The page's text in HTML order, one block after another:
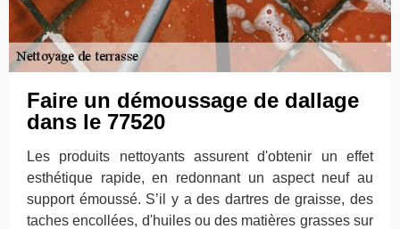
Faire un démoussage de dallage
dans le 77520
Les produits nettoyants assurent d'obtenir un effet
esthétique rapide, en redonnant un aspect neuf au
support émoussé. S’il y a des dartres de graisse, des
taches encollées, d'huiles ou des matières grasses sur